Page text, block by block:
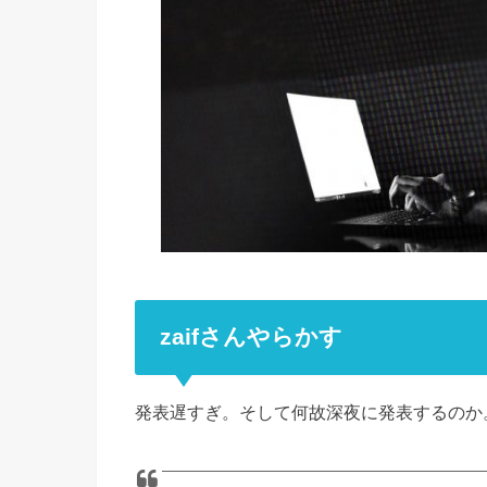
zaifさんやらかす
発表遅すぎ。そして何故深夜に発表するのか